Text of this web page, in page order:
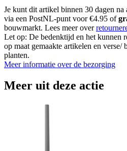
Je kunt dit artikel binnen 30 dagen na
via een PostNL-punt voor €4.95 of
bouwmarkt. Lees meer over
Let op: De bedenktijd en het kunnen
op maat gemaakte artikelen en verse/
planten.
Meer informatie over de bezorging
Meer uit deze actie